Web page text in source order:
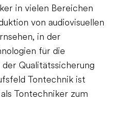
in vielen Bereichen
von audiovisuellen
in der
für die
Qualitätssicherung
Tontechnik ist
Tontechniker zum